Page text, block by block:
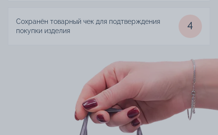
Сохранён товарный чек для подтверждения
покупки изделия
4